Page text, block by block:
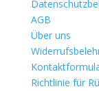
AGB
Über uns
Richtlinie für